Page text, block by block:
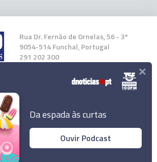
Rua Dr. Fernão de Ornelas, 56 - 3º
9054-514 Funchal, Portugal
291 202 300
Instale a nossa App
Empresa Diário de Notícias, Lda.
os direitos reservados.
Da espada às curtas
Ouvir Podcast
×